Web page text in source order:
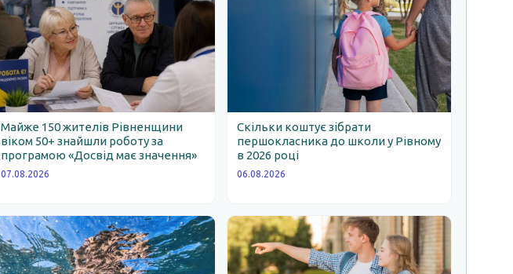
Майже 150 жителів Рівненщини
віком 50+ знайшли роботу за
програмою «Досвід має значення»
07.08.2026
Скільки коштує зібрати
першокласника до школи у Рівному
в 2026 році
06.08.2026